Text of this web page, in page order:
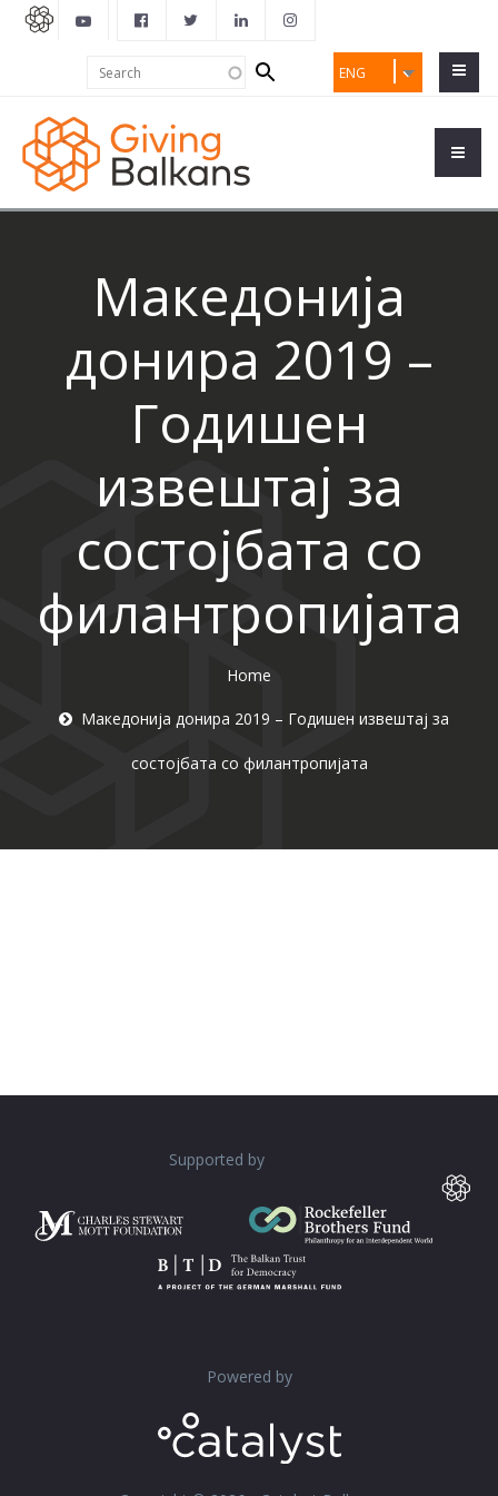
ENG
Search
form
Македонија
донира 2019 –
Годишен
извештај за
состојбата со
филантропијата
Home
Македонија донира 2019 – Годишен извештај за
состојбата со филантропијата
Supported by
Powered by